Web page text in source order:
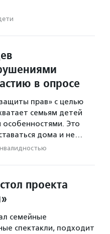
в опросе
прав» с целью
семьям детей
особенностями. Это
дома и не…
проекта
семейные
спектакли, подходит